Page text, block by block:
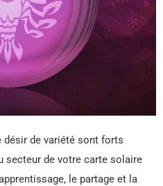
désir de variété sont forts
secteur de votre carte solaire
le partage et la